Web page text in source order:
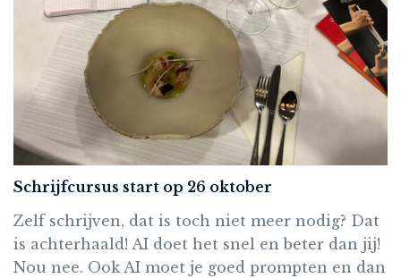
Schrijfcursus start op 26 oktober
Zelf schrijven, dat is toch niet meer nodig? Dat
is achterhaald! AI doet het snel en beter dan jij!
Nou nee. Ook AI moet je goed prompten en dan